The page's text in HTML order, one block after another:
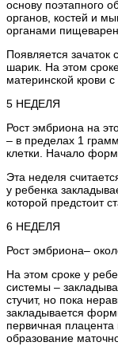
основу поэтапного
органов, костей и
органами
Появляется
шарик. На этом
материнской крови
5 НЕДЕЛЯ
Рост эмбриона на
– в пределах 1
клетки. Начало
Эта неделя
у ребенка
которой предстоит
6 НЕДЕЛЯ
Рост эмбриона–
На этом сроке у
системы –
стучит, но пока
закладывается
первичная
образование